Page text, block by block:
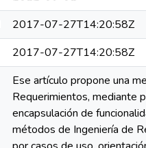
2017-07-27T14:20:58Z
2017-07-27T14:20:58Z
Ese artículo propone una
Requerimientos, mediante
encapsulación de
métodos de Ingeniería de